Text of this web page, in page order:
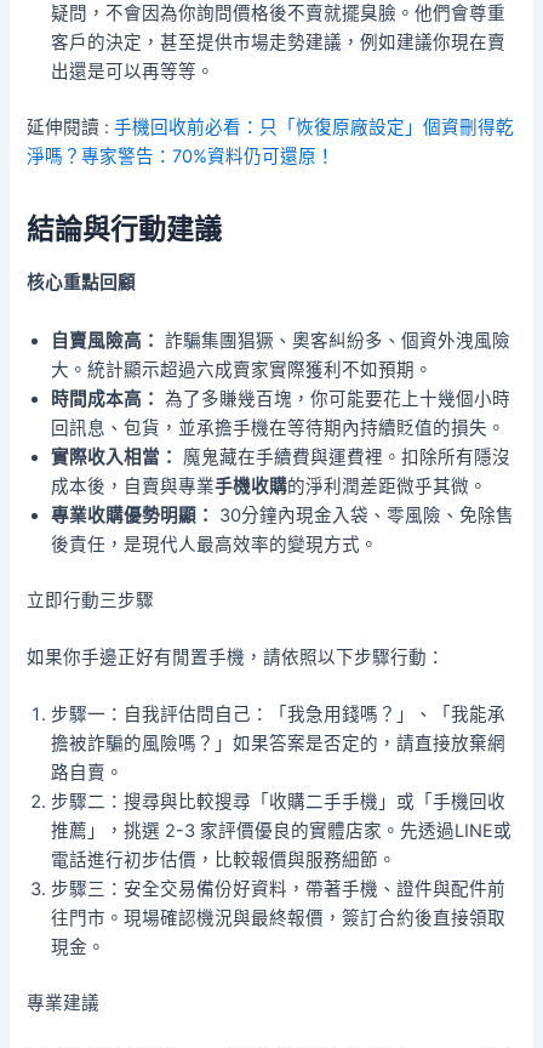
疑問，不會因為你詢問價格後不賣就擺臭臉。他們會尊重
客戶的決定，甚至提供市場走勢建議，例如建議你現在賣
出還是可以再等等。
延伸閱讀 :手機回收前必看：只「恢復原廠設定」個資刪得乾
淨嗎？專家警告：70%資料仍可還原！
結論與行動建議
核心重點回顧
自賣風險高： 詐騙集團猖獗、奧客糾紛多、個資外洩風險
大。統計顯示超過六成賣家實際獲利不如預期。
時間成本高： 為了多賺幾百塊，你可能要花上十幾個小時
回訊息、包貨，並承擔手機在等待期內持續貶值的損失。
實際收入相當：
魔鬼藏在手續費與運費裡。扣除所有隱沒
成本後，自賣與專業手機收購的淨利潤差距微乎其微。
專業收購優勢明顯：
30分鐘內現金入袋、零風險、免除售
後責任，是現代人最高效率的變現方式。
立即行動三步驟
如果你手邊正好有閒置手機，請依照以下步驟行動：
步驟一：自我評估問自己：「我急用錢嗎？」、「我能承
擔被詐騙的風險嗎？」如果答案是否定的，請直接放棄網
路自賣。
步驟二：搜尋與比較搜尋「收購二手手機」或「手機回收
推薦」，挑選 2-3 家評價優良的實體店家。先透過LINE或
電話進行初步估價，比較報價與服務細節。
步驟三：安全交易備份好資料，帶著手機、證件與配件前
往門市。現場確認機況與最終報價，簽訂合約後直接領取
現金。
專業建議